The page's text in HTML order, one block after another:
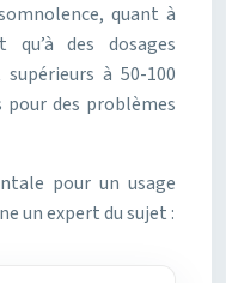
quant à
qu’à des dosages
à 50-100
des problèmes
pour un usage
un expert du sujet :